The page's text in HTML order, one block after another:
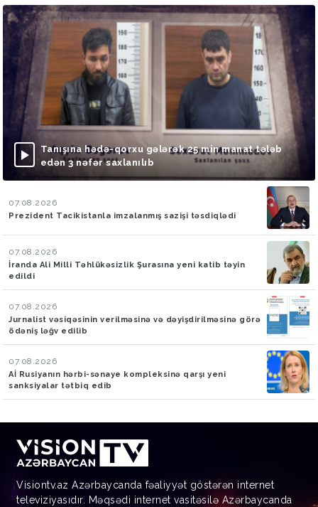
Tanışına hədə-qorxu gələrək 25 min manat tələb
edən 3 nəfər saxlanılıb
07.08.2026
Prezident Tacikistanla imzalanmış sazişi təsdiqlədi
07.08.2026
İranda Ali Milli Təhlükəsizlik Şurasına yeni katib təyin
edildi
07.08.2026
Jurnalist vəsiqəsinin verilməsinə və dəyişdirilməsinə görə
ödəniş ləğv edilib
07.08.2026
Aİ Rusiyanın hərbi-sənaye kompleksinə qarşı yeni
sanksiyalar tətbiq edib
Visiontv.az Azərbaycanda fəaliyyət göstərən internet
televiziyasıdır. Məqsədi internet vasitəsilə Azərbaycanda